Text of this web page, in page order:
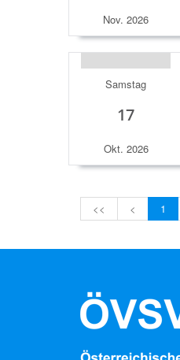
Nov. 2026
Samstag
17
Okt. 2026
<< < 1